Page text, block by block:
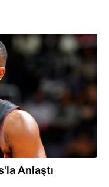
Anlaştı